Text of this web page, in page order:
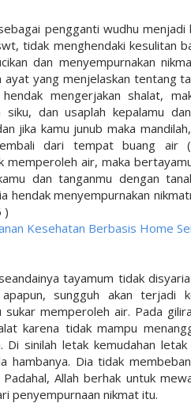
pengganti wudhu menjadi
tidak menghendaki kesulitan
dan menyempurnakan
ayat yang menjelaskan tentang
mengerjakan shalat,
dan usaplah kepalamu
jika kamu junub maka
dari tempat buang air
memperoleh air, maka
dan tanganmu dengan
hendak menyempurnakan
)
Kesehatan Berbasis Home
tayamum tidak
sungguh akan terjadi
memperoleh air. Pada
karena tidak mampu
Di sinilah letak kemudahan
hambanya. Dia tidak
Allah berhak untuk
penyempurnaan nikmat itu.